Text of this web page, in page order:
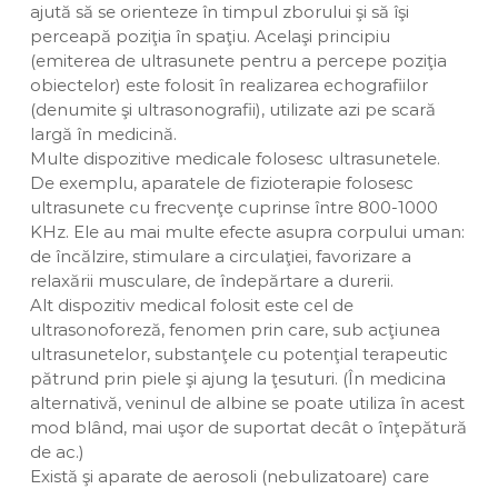
ajută să se orienteze în timpul zborului şi să îşi
perceapă poziţia în spaţiu. Acelaşi principiu
(emiterea de ultrasunete pentru a percepe poziţia
obiectelor) este folosit în realizarea echografiilor
(denumite şi ultrasonografii), utilizate azi pe scară
largă în medicină.
Multe dispozitive medicale folosesc ultrasunetele.
De exemplu, aparatele de fizioterapie folosesc
ultrasunete cu frecvenţe cuprinse între 800-1000
KHz. Ele au mai multe efecte asupra corpului uman:
de încălzire, stimulare a circulaţiei, favorizare a
relaxării musculare, de îndepărtare a durerii.
Alt dispozitiv medical folosit este cel de
ultrasonoforeză, fenomen prin care, sub acţiunea
ultrasunetelor, substanţele cu potenţial terapeutic
pătrund prin piele şi ajung la ţesuturi. (În medicina
alternativă, veninul de albine se poate utiliza în acest
mod blând, mai uşor de suportat decât o înţepătură
de ac.)
Există şi aparate de aerosoli (nebulizatoare) care